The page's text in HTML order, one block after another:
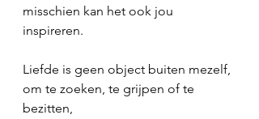
misschien kan het ook jou
inspireren.
Liefde is geen object buiten mezelf,
om te zoeken, te grijpen of te
bezitten,